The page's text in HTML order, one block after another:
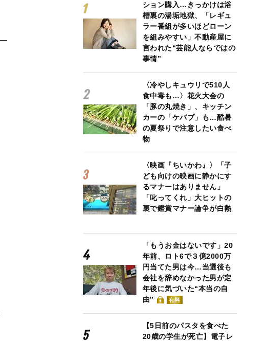
ション購入…きっかけは浴
槽裏の湯垢地獄、「レギュ
ラー番組が多いほどローン
を組みやすい」不動産屋に
言われた“芸能人ならではの
事情”
〈冷やしキュウリで510人
食中毒も…〉花火大会の
「豚の丸焼き」、キッチン
カーの「ケバブ」も…酷暑
の夏祭りで注意したい食べ
物
〈映画『ちいかわ』〉「子
ども向けの映画に静かにす
るマナーはありません」
「叱ってくれ」大ヒットの
裏で鑑賞マナー論争が白熱
「もうお金はないです」20
年前、ロト6で３億2000万
円当てた男は今…当選後も
会社を辞めなかった男が定
年後に気づいた“本当の自
由”
有料
【5日前のパスタを食べた
20歳の学生が死亡】電子レ